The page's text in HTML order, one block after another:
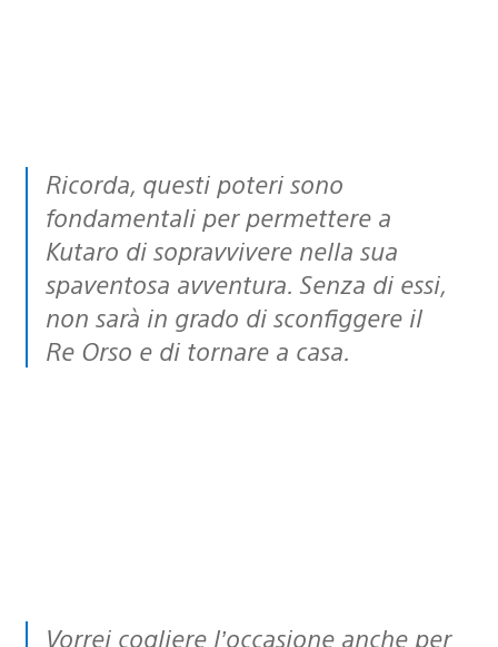
Ricorda, questi poteri sono
fondamentali per permettere a
Kutaro di sopravvivere nella sua
spaventosa avventura. Senza di essi,
non sarà in grado di sconfiggere il
Re Orso e di tornare a casa.
Vorrei cogliere l’occasione anche per